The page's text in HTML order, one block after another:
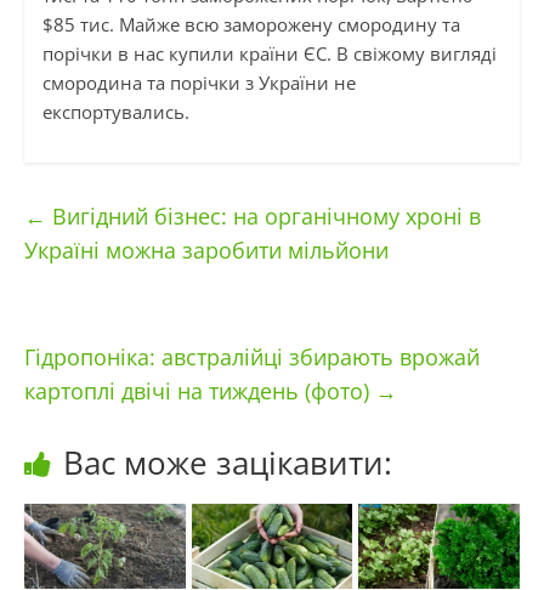
$85 тис. Майже всю заморожену смородину та
порічки в нас купили країни ЄС. В свіжому вигляді
смородина та порічки з України не
експортувались.
← Вигідний бізнес: на органічному хроні в
Україні можна заробити мільйони
Гідропоніка: австралійці збирають врожай
картоплі двічі на тиждень (фото) →
Вас може зацікавити: